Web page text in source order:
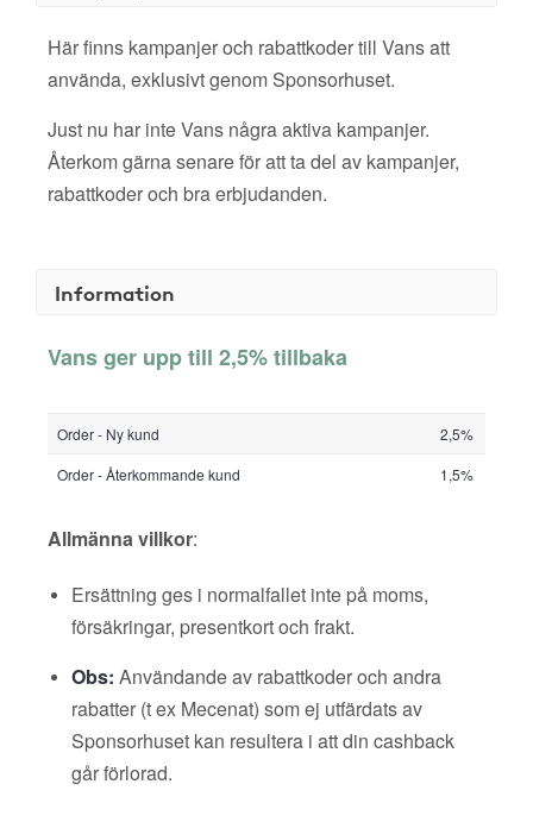
Här finns kampanjer och rabattkoder till Vans att
använda, exklusivt genom Sponsorhuset.
Just nu har inte Vans några aktiva kampanjer.
Återkom gärna senare för att ta del av kampanjer,
rabattkoder och bra erbjudanden.
Information
Vans ger upp till 2,5% tillbaka
Order - Ny kund
2,5%
Order - Återkommande kund
1,5%
Allmänna villkor:
Ersättning ges i normalfallet inte på moms,
försäkringar, presentkort och frakt.
Obs: Användande av rabattkoder och andra
rabatter (t ex Mecenat) som ej utfärdats av
Sponsorhuset kan resultera i att din cashback
går förlorad.